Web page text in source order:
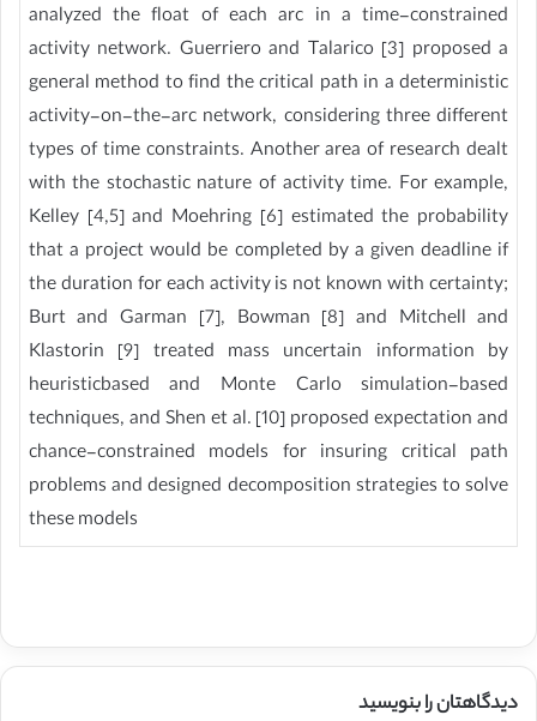
analyzed the float of each arc in a time-constrained
activity network. Guerriero and Talarico [3] proposed a
general method to find the critical path in a deterministic
activity-on-the-arc network, considering three different
types of time constraints. Another area of research dealt
with the stochastic nature of activity time. For example,
Kelley [4,5] and Moehring [6] estimated the probability
that a project would be completed by a given deadline if
the duration for each activity is not known with certainty;
Burt and Garman [7], Bowman [8] and Mitchell and
Klastorin [9] treated mass uncertain information by
heuristicbased and Monte Carlo simulation-based
techniques, and Shen et al. [10] proposed expectation and
chance-constrained models for insuring critical path
problems and designed decomposition strategies to solve
these models
دیدگاهتان را بنویسید